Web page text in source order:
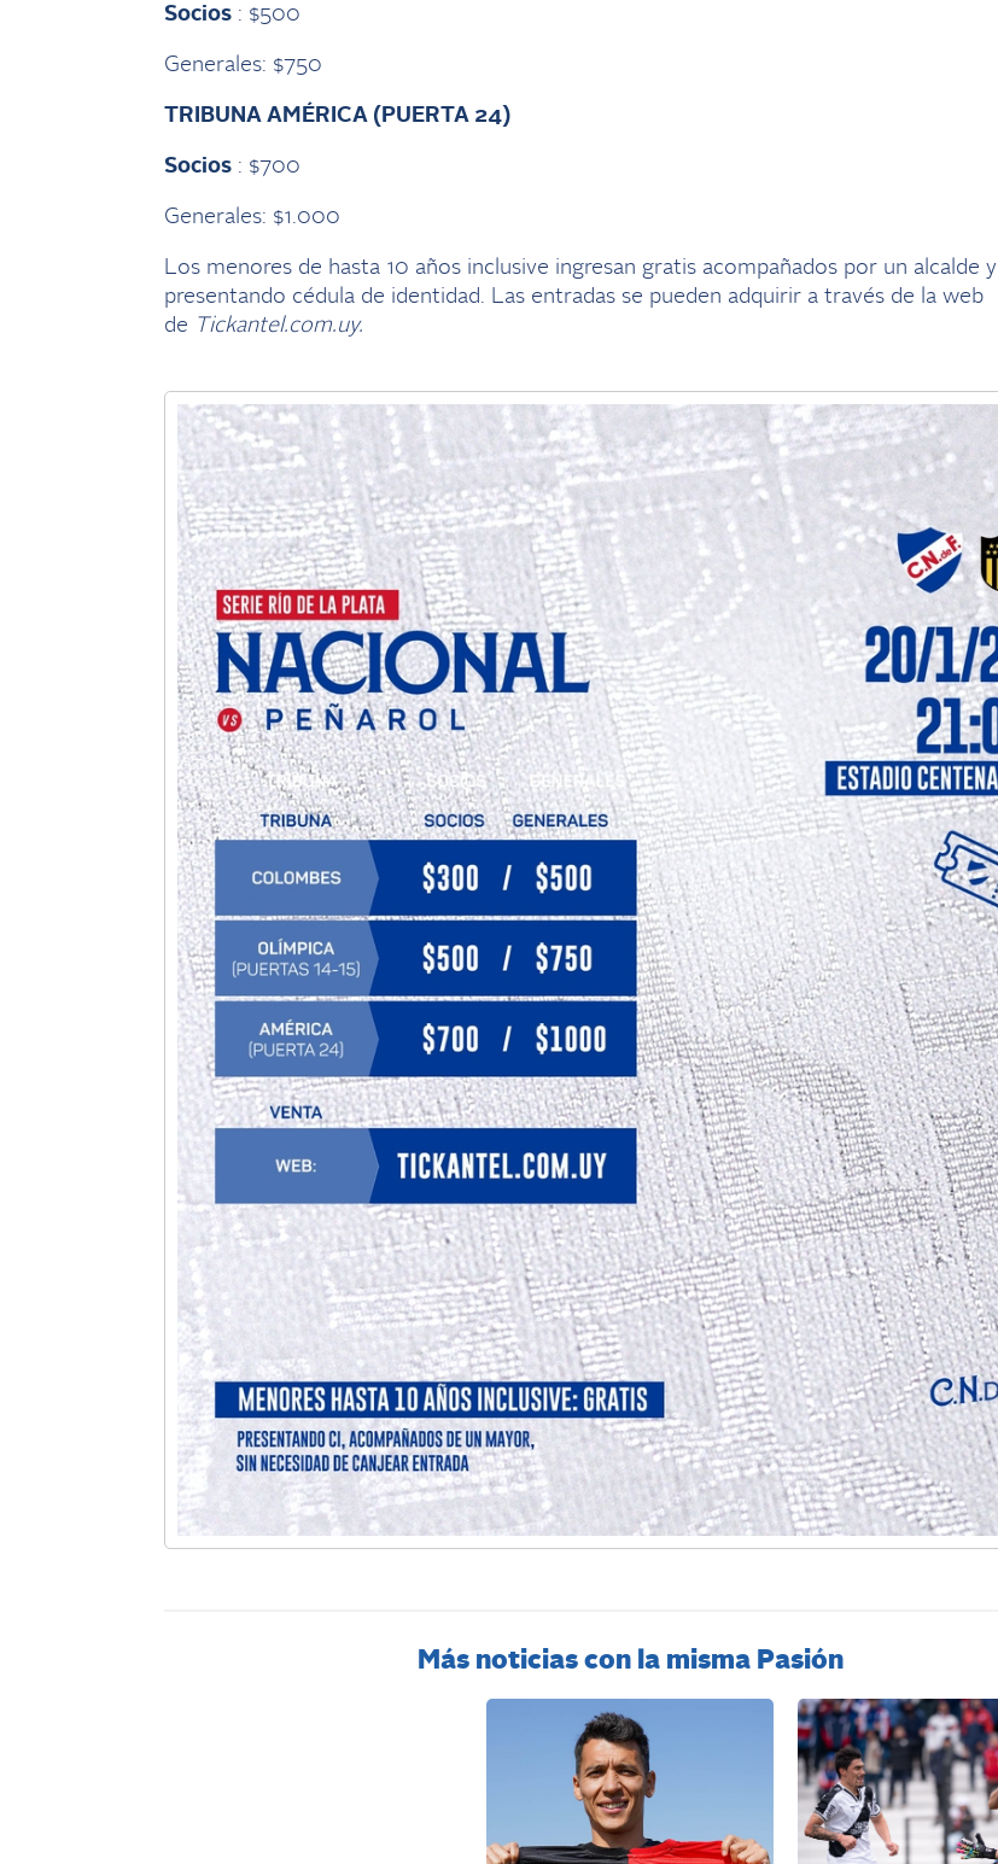
Socios: $500
Generales: $750
TRIBUNA AMÉRICA (PUERTA 24)
Socios: $700
Generales: $1.000
Los menores de hasta 10 años inclusive ingresan gratis acompañados por un alcalde y
presentando cédula de identidad. Las entradas se pueden adquirir a través de la web
de Tickantel.com.uy.
Más noticias con la misma Pasión